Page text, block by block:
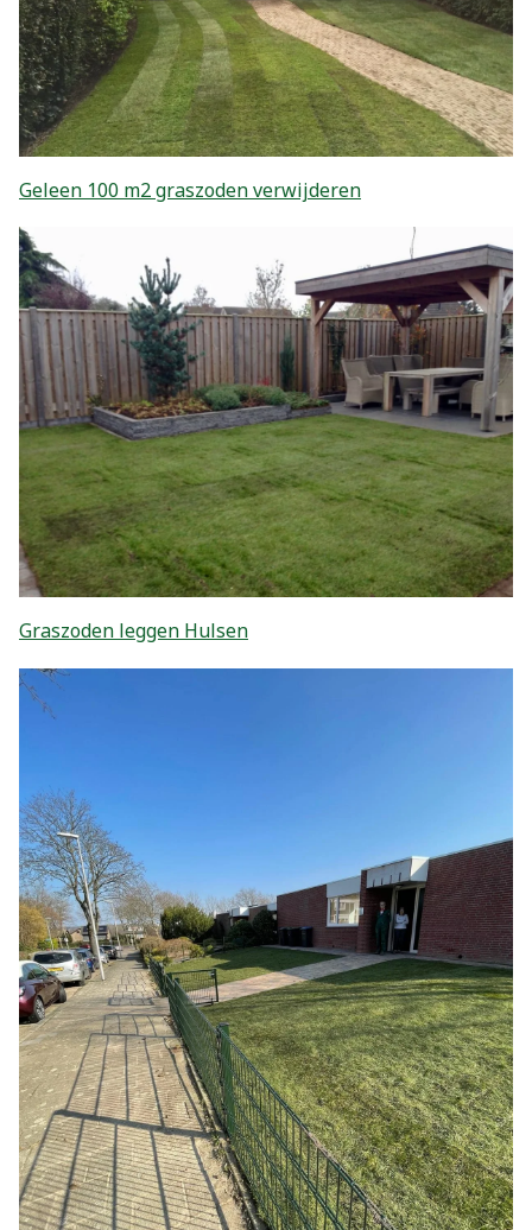
Geleen 100 m2 graszoden verwijderen
Graszoden leggen Hulsen